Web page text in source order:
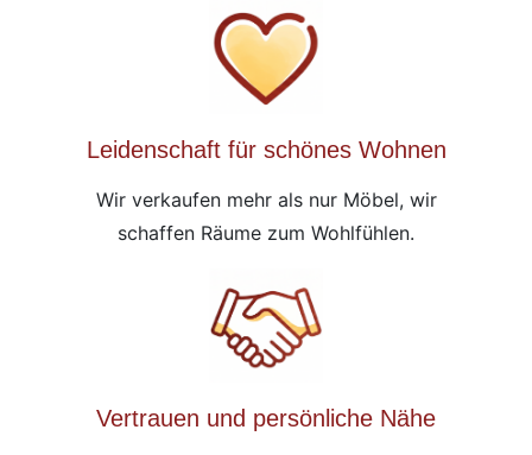
Leidenschaft für schönes Wohnen
Wir verkaufen mehr als nur Möbel, wir
schaffen Räume zum Wohlfühlen.
Vertrauen und persönliche Nähe